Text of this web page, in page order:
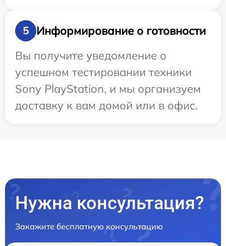
5
Информирование о готовности
Вы получите уведомление о
успешном тестировании техники
Sony PlayStation, и мы организуем
доставку к вам домой или в офис.
Нужна консультация?
Закажите бесплатную консультацию